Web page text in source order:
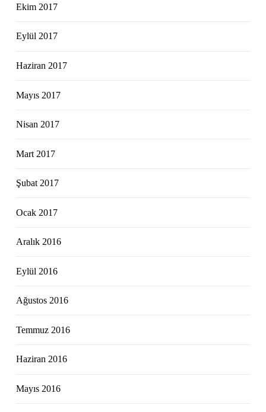
Ekim 2017
Eylül 2017
Haziran 2017
Mayıs 2017
Nisan 2017
Mart 2017
Şubat 2017
Ocak 2017
Aralık 2016
Eylül 2016
Ağustos 2016
Temmuz 2016
Haziran 2016
Mayıs 2016